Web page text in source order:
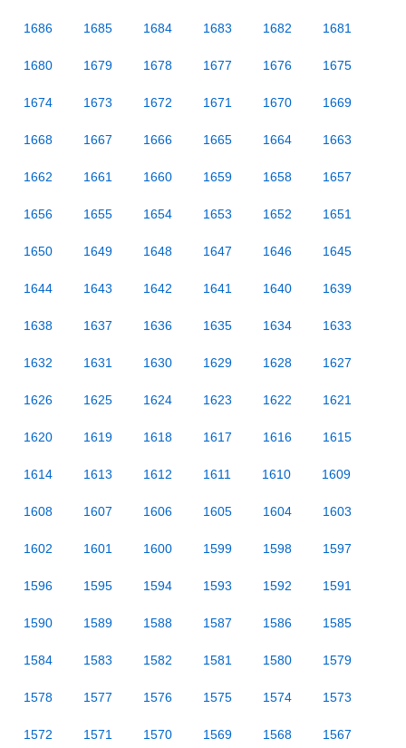
1686 1685 1684 1683 1682 1681
1680 1679 1678 1677 1676 1675
1674 1673 1672 1671 1670 1669
1668 1667 1666 1665 1664 1663
1662 1661 1660 1659 1658 1657
1656 1655 1654 1653 1652 1651
1650 1649 1648 1647 1646 1645
1644 1643 1642 1641 1640 1639
1638 1637 1636 1635 1634 1633
1632 1631 1630 1629 1628 1627
1626 1625 1624 1623 1622 1621
1620 1619 1618 1617 1616 1615
1614 1613 1612 1611 1610 1609
1608 1607 1606 1605 1604 1603
1602 1601 1600 1599 1598 1597
1596 1595 1594 1593 1592 1591
1590 1589 1588 1587 1586 1585
1584 1583 1582 1581 1580 1579
1578 1577 1576 1575 1574 1573
1572 1571 1570 1569 1568 1567